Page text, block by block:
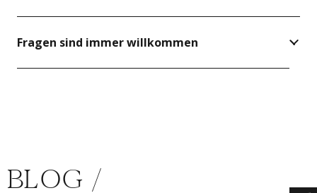
Fragen sind immer willkommen
BLOG /